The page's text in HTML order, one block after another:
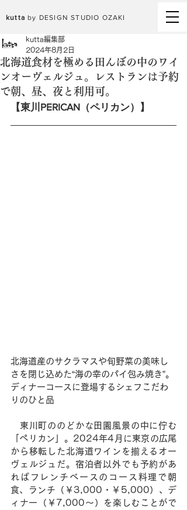
kutta by DESIGN STUDIO OZAKI
北海道食材を極める田んぼの中のワイ
ンオーヴェルジュ。レストランは予約
で朝、昼、夜と利用可。
kutta編集部
2024年8月2日
【東川PERICAN（ペリカン）】
北海道産のサクラマスや旬野菜の美味し
さを閉じ込めた“海の幸のパイ包み焼き”。
ディナーコースに登場するシェフこだわ
りのひと品
東川町ののどかな田園風景の中に佇む
「ペリカン」。2024年4月に東京の広尾
から移転した北海道ワインを揃えるオー
ヴェルジュだ。宿泊者以外でも予約があ
ればフレンチベースのコース料理で朝
食、ランチ（￥3,000・￥5,000）、デ
ィナー（￥7,000〜）を楽しむことがで